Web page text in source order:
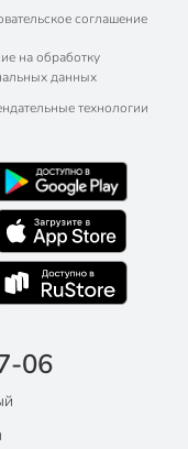
соглашение
на обработку
данных
технологии
06